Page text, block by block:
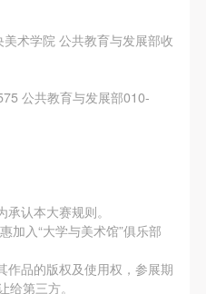
术学院 公共教育与发展部收
公共教育与发展部010-
认本大赛规则。
加入“大学与美术馆”俱乐部
作品的版权及使用权，参展期
第三方。